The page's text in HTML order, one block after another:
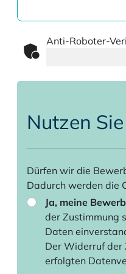
Anti-Roboter-
Nutzen
Dürfen wir die
Dadurch werden die
Ja, meine
der Zustimmung
Daten
Der Widerruf der
erfolgten